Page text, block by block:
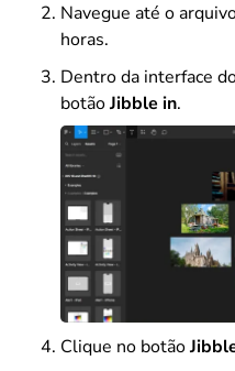
Navegue até o
horas.
Dentro da interface
botãoJibble in.
Clique no botão